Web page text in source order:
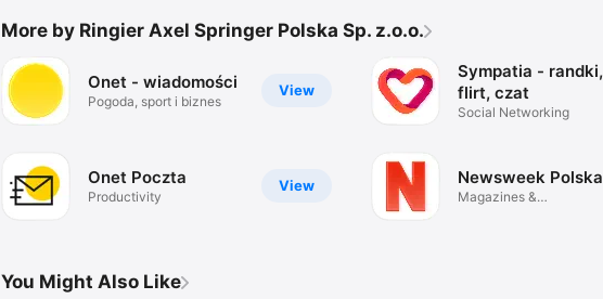
More by Ringier Axel Springer Polska Sp. z.o.o.
View
Onet - wiadomości
Pogoda, sport i biznes
View
Onet Poczta
Productivity
Sympatia - randki,
flirt, czat
Social Networking
Newsweek Polska
Magazines &
You Might Also Like